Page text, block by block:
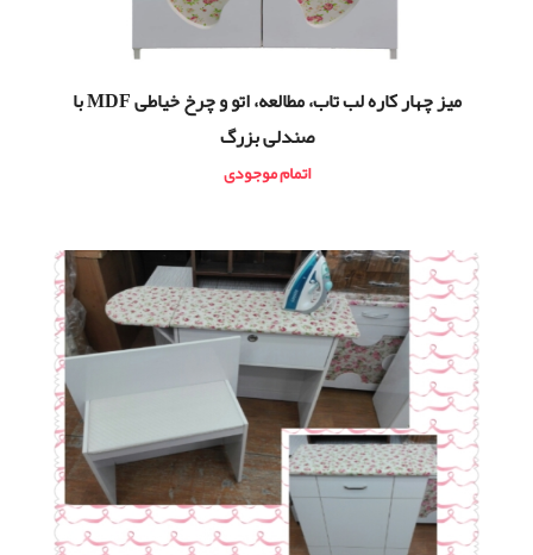
میز چهار کاره لب تاب، مطالعه، اتو و چرخ خیاطی MDF با
صندلی بزرگ
اتمام موجودی